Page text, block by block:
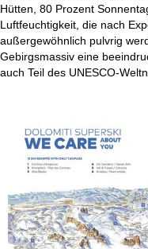
Hütten, 80 Prozent
Luftfeuchtigkeit, die nach
außergewöhnlich pulvrig
Gebirgsmassiv eine
auch Teil des UNESCO-